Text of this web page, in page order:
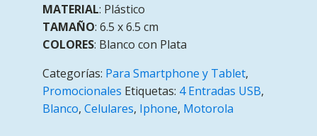
MATERIAL: Plástico
TAMAÑO: 6.5 x 6.5 cm
COLORES: Blanco con Plata
Categorías: Para Smartphone y Tablet,
Promocionales Etiquetas: 4 Entradas USB,
Blanco, Celulares, Iphone, Motorola